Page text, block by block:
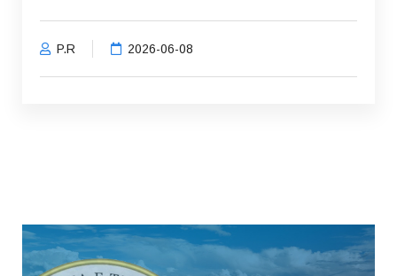
P.R 2026-06-08